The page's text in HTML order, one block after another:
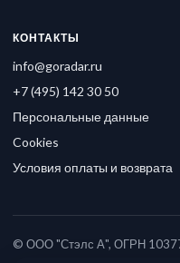
КОНТАКТЫ
info@goradar.ru
+7 (495) 142 30 50
Персональные данные
Cookies
Условия оплаты и возврата
© ООО "Стэлс А", ОГРН